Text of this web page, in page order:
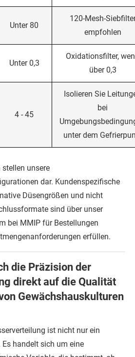
Unter 80
120-Mesh-
empfohlen
Unter 0,3
Oxidationsfilter,
über 0,3
4 - 45
Isolieren Sie
bei
unter dem
unsere
dar. Kundenspezifische
Düsengrößen und nicht
sind über unser
bei MMIP für Bestellungen
erfüllen.
die Präzision der
direkt auf die Qualität
Gewächshauskulturen
ist nicht nur ein
handelt sich um eine